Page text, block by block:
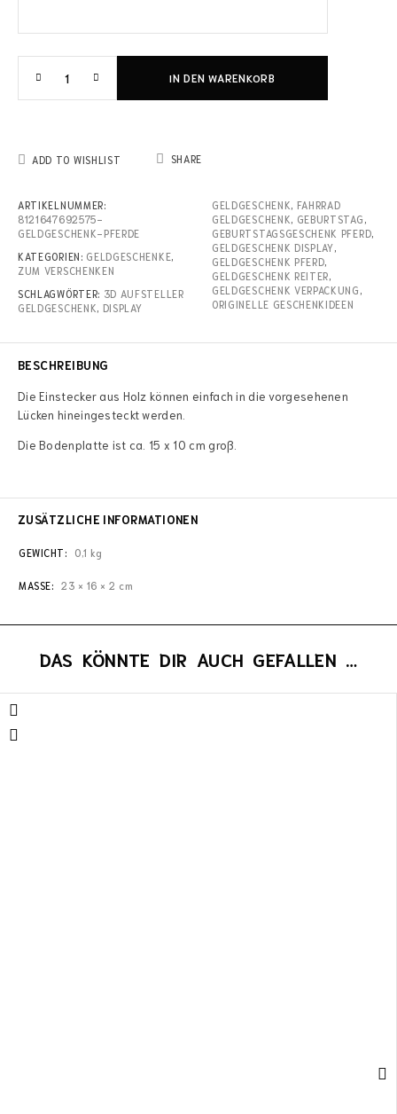
IN DEN WARENKORB
ADD TO WISHLIST SHARE
ARTIKELNUMMER:
8121647692575-
GELDGESCHENK-PFERDE
KATEGORIEN: GELDGESCHENKE,
ZUM VERSCHENKEN
SCHLAGWÖRTER: 3D AUFSTELLER
GELDGESCHENK, DISPLAY
GELDGESCHENK, FAHRRAD
GELDGESCHENK, GEBURTSTAG ,
GEBURTSTAGSGESCHENK PFERD,
GELDGESCHENK DISPLAY,
GELDGESCHENK PFERD,
GELDGESCHENK REITER,
GELDGESCHENK VERPACKUNG ,
ORIGINELLE GESCHENKIDEEN
BESCHREIBUNG
Die Einstecker aus Holz können einfach in die vorgesehenen
Lücken hineingesteckt werden.
Die Bodenplatte ist ca. 15 x 10 cm groß.
ZUSÄTZLICHE INFORMATIONEN
GEWICHT 0,1 kg
MASSE 23 × 16 × 2 cm
DAS KÖNNTE DIR AUCH GEFALLEN …